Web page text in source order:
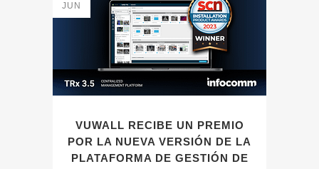
JUN
VUWALL RECIBE UN PREMIO
POR LA NUEVA VERSIÓN DE LA
PLATAFORMA DE GESTIÓN DE